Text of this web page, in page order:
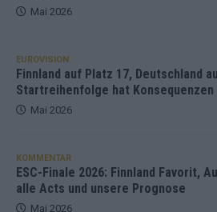
Mai 2026
EUROVISION
Finnland auf Platz 17, Deutschland
Startreihenfolge hat Konsequenzen
Mai 2026
KOMMENTAR
ESC-Finale 2026: Finnland Favorit,
alle Acts und unsere Prognose
Mai 2026